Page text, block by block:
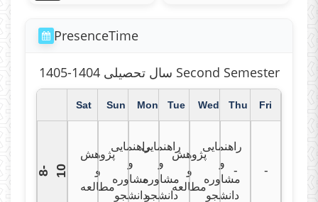
PresenceTime
سال تحصیلی 1404-1405 Second Semester
Sat Sun Mon Tue Wed Thu Fri
8
-
1 0
پژوهش
و
مطالعه
راهنمایی
و
مشاوره
دانشجو
راهنمایی
و
مشاوره
دانشجو
پژوهش
و
مطالعه
راهنمایی
و
مشاوره
دانشجو
- -